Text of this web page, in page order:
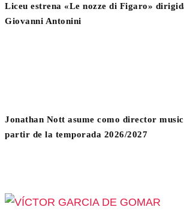
Liceu estrena «Le nozze di Figaro»
Giovanni Antonini
Jonathan Nott asume como director
partir de la temporada 2026/2027